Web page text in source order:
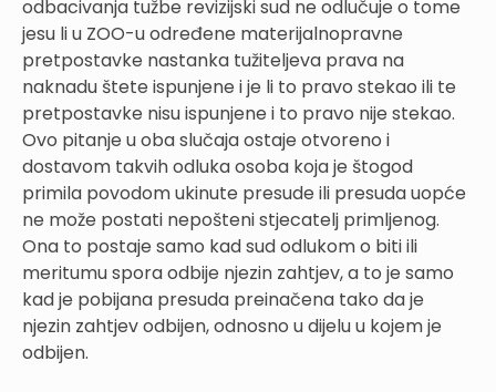
odbacivanja tužbe revizijski sud ne odlučuje o tome
jesu li u ZOO-u određene materijalnopravne
pretpostavke nastanka tužiteljeva prava na
naknadu štete ispunjene i je li to pravo stekao ili te
pretpostavke nisu ispunjene i to pravo nije stekao.
Ovo pitanje u oba slučaja ostaje otvoreno i
dostavom takvih odluka osoba koja je štogod
primila povodom ukinute presude ili presuda uopće
ne može postati nepošteni stjecatelj primljenog.
Ona to postaje samo kad sud odlukom o biti ili
meritumu spora odbije njezin zahtjev, a to je samo
kad je pobijana presuda preinačena tako da je
njezin zahtjev odbijen, odnosno u dijelu u kojem je
odbijen.